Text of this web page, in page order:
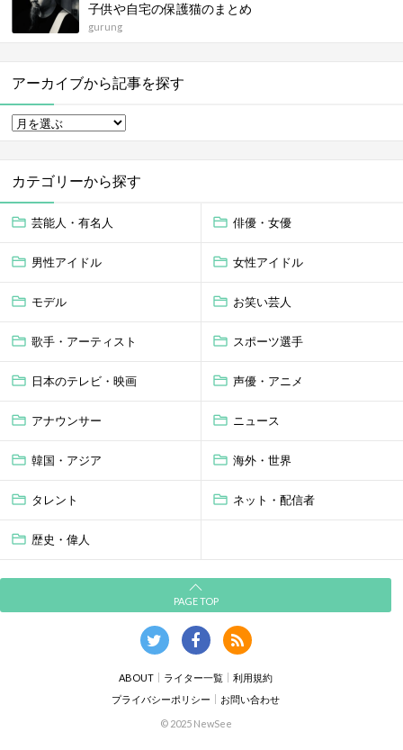
子供や自宅の保護猫のまとめ
gurung
アーカイブから記事を探す
カテゴリーから探す
芸能人・有名人 俳優・女優
男性アイドル 女性アイドル
モデル お笑い芸人
歌手・アーティスト スポーツ選手
日本のテレビ・映画 声優・アニメ
アナウンサー ニュース
韓国・アジア 海外・世界
タレント ネット・配信者
歴史・偉人
PAGE TOP
ABOUT ライター一覧
利用規約
プライバシーポリシー
お問い合わせ
© 2025 NewSee